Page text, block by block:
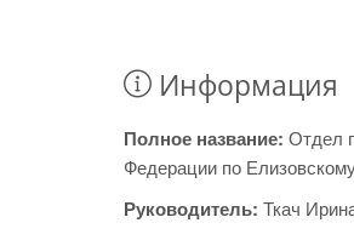
Информация
Полное название: Отдел
Федерации по
Руководитель: Ткач